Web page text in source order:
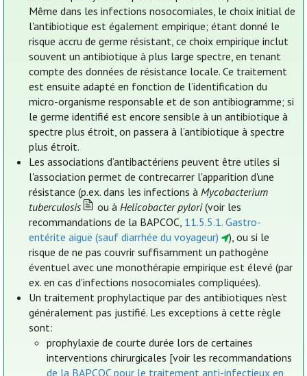
Même dans les infections nosocomiales, le choix initial de
l'antibiotique est également empirique; étant donné le
risque accru de germe résistant, ce choix empirique inclut
souvent un antibiotique à plus large spectre, en tenant
compte des données de résistance locale. Ce traitement
est ensuite adapté en fonction de l’identification du
micro-organisme responsable et de son antibiogramme; si
le germe identifié est encore sensible à un antibiotique à
spectre plus étroit, on passera à l’antibiotique à spectre
plus étroit.
Les associations d’antibactériens peuvent être utiles si
l'association permet de contrecarrer l'apparition d'une
résistance (p.ex. dans les infections àMycobacterium
tuberculosis
ou à Helicobacter pylori(voir les
recommandations de la BAPCOC, 11.5.5.1. Gastro-
entérite aiguë (sauf diarrhée du voyageur)
), ou si le
risque de ne pas couvrir suffisamment un pathogène
éventuel avec une monothérapie empirique est élevé (par
ex. en cas d'infections nosocomiales compliquées).
Un traitement prophylactique par des antibiotiques n’est
généralement pas justifié. Les exceptions à cette règle
sont:
prophylaxie de courte durée lors de certaines
interventions chirurgicales [voir les recommandations
de la BAPCOC pour le traitement anti-infectieux en